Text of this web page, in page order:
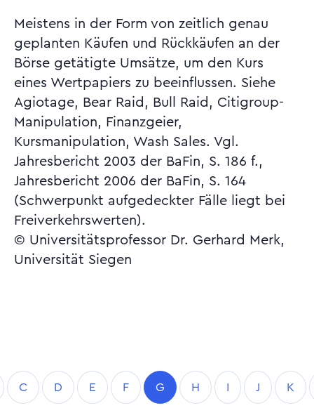
Meistens in der Form von zeitlich genau
geplanten Käufen und Rückkäufen an der
Börse getätigte Umsätze, um den Kurs
eines Wertpapiers zu beeinflussen. Siehe
Agiotage, Bear Raid, Bull Raid, Citigroup-
Manipulation, Finanzgeier,
Kursmanipulation, Wash Sales. Vgl.
Jahresbericht 2003 der BaFin, S. 186 f.,
Jahresbericht 2006 der BaFin, S. 164
(Schwerpunkt aufgedeckter Fälle liegt bei
Freiverkehrswerten).
© Universitätsprofessor Dr. Gerhard Merk,
Universität Siegen
C D E F G H I J K